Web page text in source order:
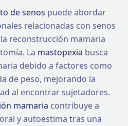
de senos puede abordar
relacionadas con senos
reconstrucción mamaria
La mastopexia busca
debido a factores como
de peso, mejorando la
al encontrar sujetadores.
mamaria contribuye a
y autoestima tras una